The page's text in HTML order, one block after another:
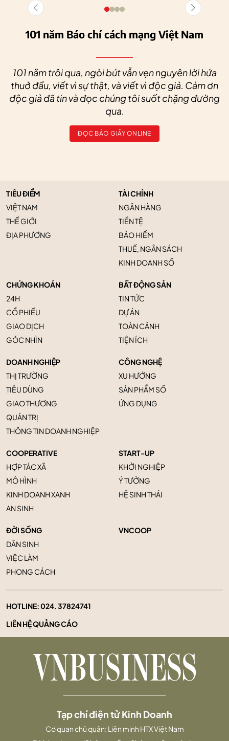
101 năm Báo chí cách mạng Việt Nam
101 năm trôi qua, ngòi bút vẫn vẹn nguyên lời hứa
thuở đầu, viết vì sự thật, và viết vì độc giả. Cảm ơn
độc giả đã tin và đọc chúng tôi suốt chặng đường
qua.
ĐỌC BÁO GIẤY ONLINE
TIÊU ĐIỂM
VIỆT NAM
THẾ GIỚI
ĐỊA PHƯƠNG
TÀI CHÍNH
NGÂN HÀNG
TIỀN TỆ
BẢO HIỂM
THUẾ, NGÂN SÁCH
KINH DOANH SỐ
CHỨNG KHOÁN
24H
CỔ PHIẾU
GIAO DỊCH
GÓC NHÌN
BẤT ĐỘNG SẢN
TIN TỨC
DỰ ÁN
TOÀN CẢNH
TIỆN ÍCH
DOANH NGHIỆP
THỊ TRƯỜNG
TIÊU DÙNG
GIAO THƯƠNG
QUẢN TRỊ
THÔNG TIN DOANH NGHIỆP
CÔNG NGHỆ
XU HƯỚNG
SẢN PHẨM SỐ
ỨNG DỤNG
COOPERATIVE
HỢP TÁC XÃ
MÔ HÌNH
KINH DOANH XANH
AN SINH
START-UP
KHỞI NGHIỆP
Ý TƯỞNG
HỆ SINH THÁI
ĐỜI SỐNG
DÂN SINH
VIỆC LÀM
PHONG CÁCH
VNCOOP
HOTLINE:024. 37824741
LIÊN HỆ QUẢNG CÁO
Tạp chí điện tử Kinh Doanh
Cơ quan chủ quản: Liên minh HTX Việt Nam